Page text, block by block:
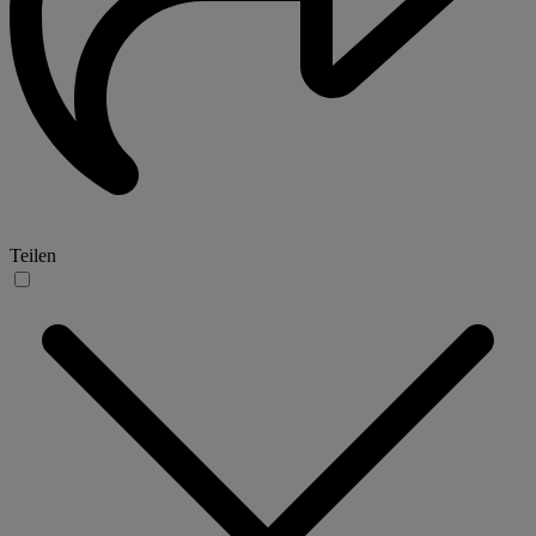
Teilen